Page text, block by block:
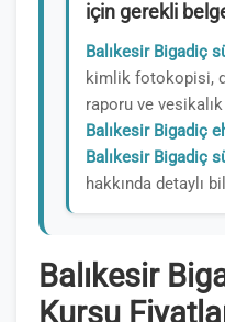
için gerekli
Balıkesir Bigadiç
kimlik fotokopisi,
raporu ve
Balıkesir Bigadiç
Balıkesir Bigadiç
hakkında detaylı
Balıkesir
Kursu